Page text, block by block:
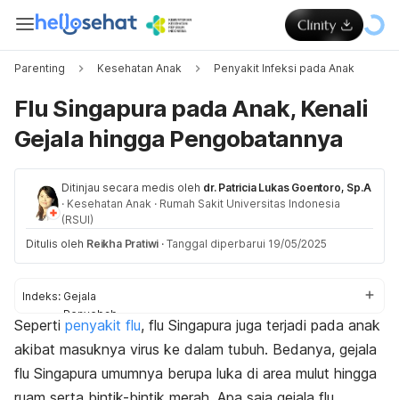
Parenting Kesehatan Anak Penyakit Infeksi pada Anak
Flu Singapura pada Anak, Kenali
Gejala hingga Pengobatannya
Ditinjau secara medis oleh dr. Patricia Lukas Goentoro, Sp.A
· Kesehatan Anak · Rumah Sakit Universitas Indonesia
(RSUI)
Ditulis oleh Reikha Pratiwi · Tanggal diperbarui 19/05/2025
Indeks: Gejala
Penyebab
Diagnosis
Pengobatan
Seperti penyakit flu, flu Singapura juga terjadi pada anak
akibat masuknya virus ke dalam tubuh. Bedanya, gejala
flu Singapura umumnya berupa luka di area mulut hingga